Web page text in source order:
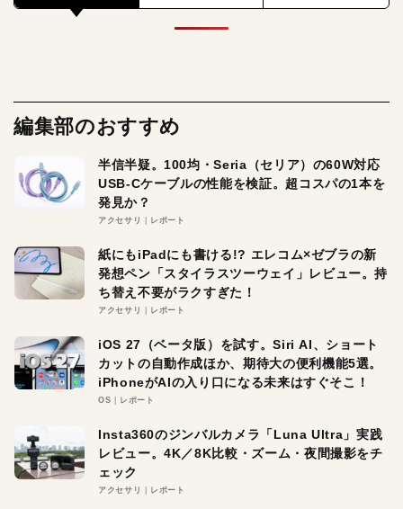
編集部のおすすめ
半信半疑。100均・Seria（セリア）の60W対応
USB-Cケーブルの性能を検証。超コスパの1本を
発見か？
アクセサリ レポート
紙にもiPadにも書ける!? エレコム×ゼブラの新
発想ペン「スタイラスツーウェイ」レビュー。持
ち替え不要がラクすぎた！
アクセサリ レポート
iOS 27（ベータ版）を試す。Siri AI、ショート
カットの自動作成ほか、期待大の便利機能5選。
iPhoneがAIの入り口になる未来はすぐそこ！
OS レポート
Insta360のジンバルカメラ「Luna Ultra」実践
レビュー。4K／8K比較・ズーム・夜間撮影をチ
ェック
アクセサリ レポート